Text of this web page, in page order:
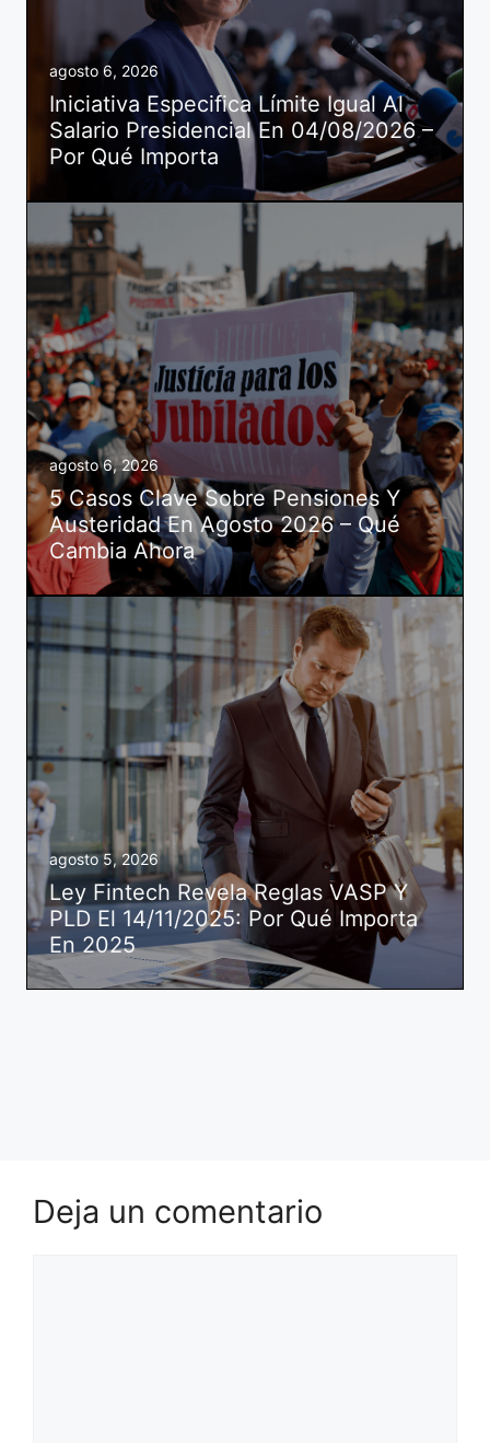
agosto 6, 2026
Iniciativa Especifica Límite Igual Al
Salario Presidencial En 04/08/2026 –
Por Qué Importa
agosto 6, 2026
5 Casos Clave Sobre Pensiones Y
Austeridad En Agosto 2026 – Qué
Cambia Ahora
agosto 5, 2026
Ley Fintech Revela Reglas VASP Y
PLD El 14/11/2025: Por Qué Importa
En 2025
Deja un comentario